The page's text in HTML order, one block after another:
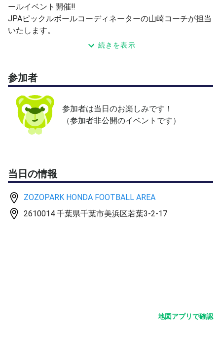
ールイベント開催‼
JPAピックルボールコーディネーターの山崎コーチが担当
いたします。
料金：1,500円(税込)
※ご入金は現金のみ
■お車でお越しの方
駐車場80台完備
平日3時間まで100円
続きを表示
参加者
参加者は当日のお楽しみです！
（参加者非公開のイベントです）
当日の情報
ZOZOPARK HONDA FOOTBALL AREA
2610014 千葉県千葉市美浜区若葉3-2-17
地図アプリで確認